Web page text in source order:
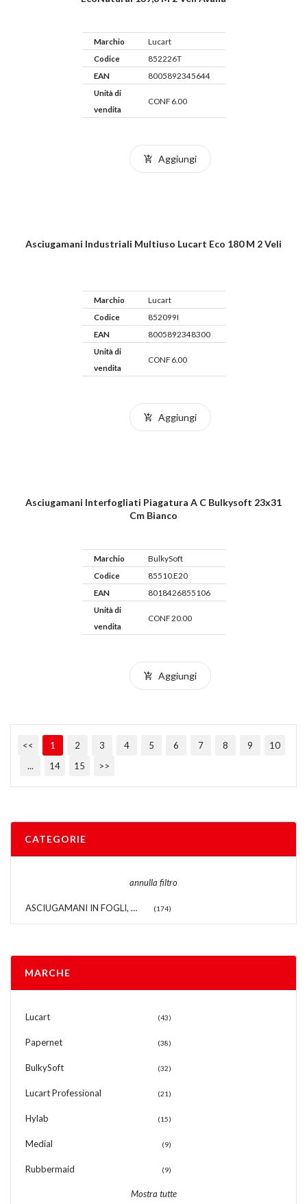
Marchio
Lucart
Codice
852226T
EAN
8005892345644
Unità di
vendita
CONF 6.00
Aggiungi
Asciugamani Industriali Multiuso Lucart Eco 180 M 2 Veli
Marchio
Lucart
Codice
852099I
EAN
8005892348300
Unità di
vendita
CONF 6.00
Aggiungi
Asciugamani Interfogliati Piagatura A C Bulkysoft 23x31
Cm Bianco
Marchio
BulkySoft
Codice
85510.E20
EAN
8018426855106
Unità di
vendita
CONF 20.00
Aggiungi
<< 1 2 3 4 5 6 7 8 9
10
...
14 15 >>
CATEGORIE
annulla filtro
ASCIUGAMANI IN FOGLI, IN ROTOLO E DISTRIBUTORI (174)
MARCHE
Lucart (43)
Papernet (38)
BulkySoft (32)
Lucart Professional (21)
Hylab (15)
Medial (9)
Rubbermaid (9)
Mostra tutte